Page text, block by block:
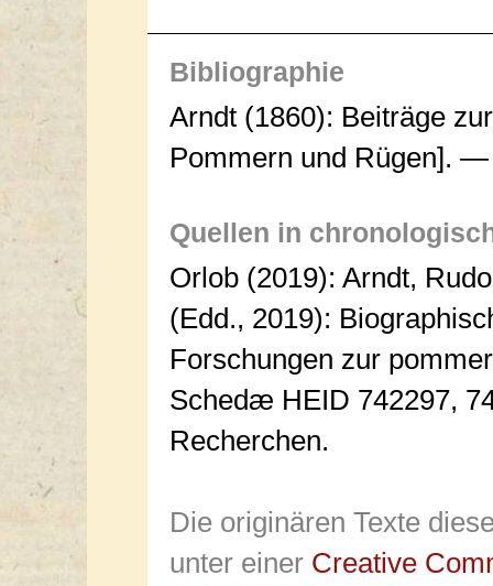
Bibliographie
Arndt (1860): Beiträge
Pommern und Rügen].
Quellen in
Orlob (2019): Arndt,
(Edd., 2019):
Forschungen zur
Schedæ HEID 742297,
Recherchen.
Die originären Texte
unter einer Creative